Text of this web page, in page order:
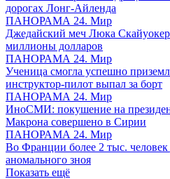
дорогах Лонг-Айленда
ПАНОРАМА 24. Мир
Джедайский меч Люка
миллионы долларов
ПАНОРАМА 24. Мир
Ученица смогла успешно
инструктор-пилот выпал за борт
ПАНОРАМА 24. Мир
ИноСМИ: покушение на
Макрона совершено в Сирии
ПАНОРАМА 24. Мир
Во Франции более 2 тыс.
аномального зноя
Показать ещё